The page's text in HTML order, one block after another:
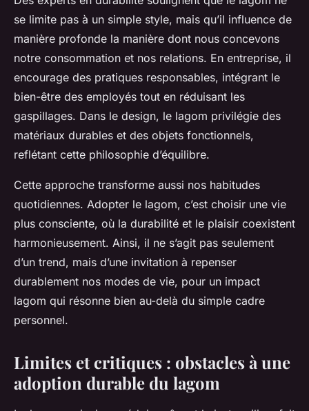
se limite pas à un simple style, mais qu’il influence de
manière profonde la manière dont nous concevons
notre consommation et nos relations. En entreprise, il
encourage des pratiques responsables, intégrant le
bien-être des employés tout en réduisant les
gaspillages. Dans le design, le lagom privilégie des
matériaux durables et des objets fonctionnels,
reflétant cette philosophie d’équilibre.
Cette approche transforme aussi nos habitudes
quotidiennes. Adopter le lagom, c’est choisir une vie
plus consciente, où la durabilité et le plaisir coexistent
harmonieusement. Ainsi, il ne s’agit pas seulement
d’un trend, mais d’une invitation à repenser
durablement nos modes de vie, pour un impact
lagom qui résonne bien au-delà du simple cadre
personnel.
Limites et critiques : obstacles à une
adoption durable du lagom